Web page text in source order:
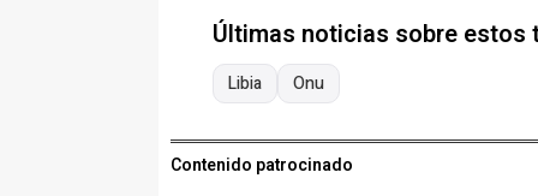
Últimas noticias sobre estos
Libia Onu
Contenido patrocinado